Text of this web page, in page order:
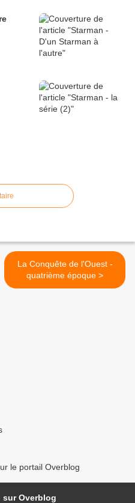
La Conquête de l'Ouest -
quatrième époque >
le portail Overblog
sur Overblog